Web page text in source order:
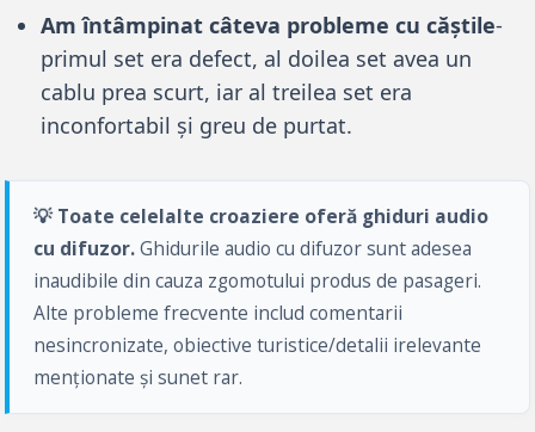
Am întâmpinat câteva probleme cu căștile-
primul set era defect, al doilea set avea un
cablu prea scurt, iar al treilea set era
inconfortabil și greu de purtat.
💡 Toate celelalte croaziere oferă ghiduri audio
cu difuzor.Ghidurile audio cu difuzor sunt adesea
inaudibile din cauza zgomotului produs de pasageri.
Alte probleme frecvente includ comentarii
nesincronizate, obiective turistice/detalii irelevante
menționate și sunet rar.